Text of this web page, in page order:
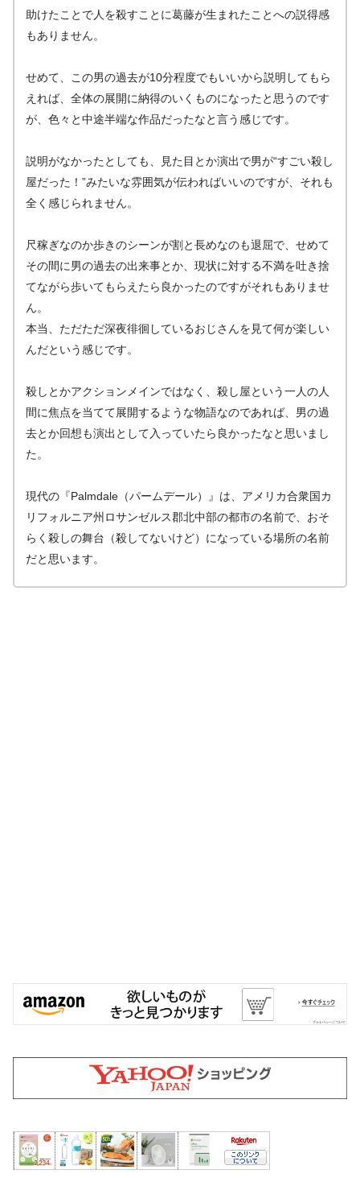
助けたことで人を殺すことに葛藤が生まれたことへの説得感
もありません。
せめて、この男の過去が10分程度でもいいから説明してもら
えれば、全体の展開に納得のいくものになったと思うのです
が、色々と中途半端な作品だったなと言う感じです。
説明がなかったとしても、見た目とか演出で男が“すごい殺し
屋だった！”みたいな雰囲気が伝わればいいのですが、それも
全く感じられません。
尺稼ぎなのか歩きのシーンが割と長めなのも退屈で、せめて
その間に男の過去の出来事とか、現状に対する不満を吐き捨
てながら歩いてもらえたら良かったのですがそれもありませ
ん。
本当、ただただ深夜徘徊しているおじさんを見て何が楽しい
んだという感じです。
殺しとかアクションメインではなく、殺し屋という一人の人
間に焦点を当てて展開するような物語なのであれば、男の過
去とか回想も演出として入っていたら良かったなと思いまし
た。
現代の『Palmdale（パームデール）』は、アメリカ合衆国カ
リフォルニア州ロサンゼルス郡北中部の都市の名前で、おそ
らく殺しの舞台（殺してないけど）になっている場所の名前
だと思います。